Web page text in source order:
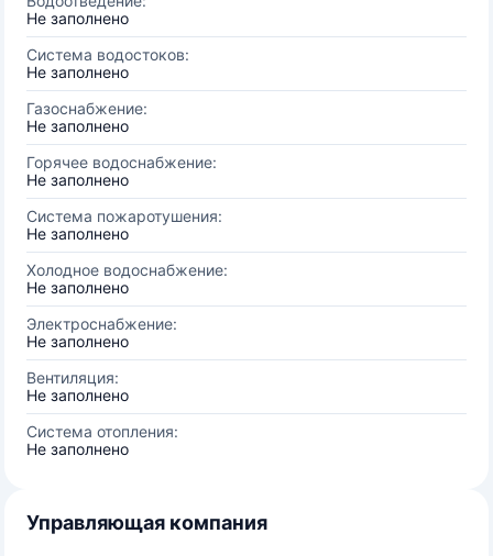
Не заполнено
Система водостоков:
Не заполнено
Газоснабжение:
Не заполнено
Горячее водоснабжение:
Не заполнено
Система пожаротушения:
Не заполнено
Холодное водоснабжение:
Не заполнено
Электроснабжение:
Не заполнено
Вентиляция:
Не заполнено
Система отопления:
Не заполнено
Управляющая компания